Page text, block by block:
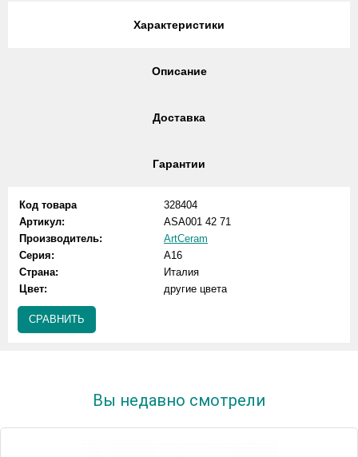
Характеристики
Описание
Доставка
Гарантии
Код товара
328404
Артикул:
ASA001 42 71
Производитель:
ArtCeram
Серия:
A16
Страна:
Италия
Цвет:
другие цвета
СРАВНИТЬ
Вы недавно смотрели